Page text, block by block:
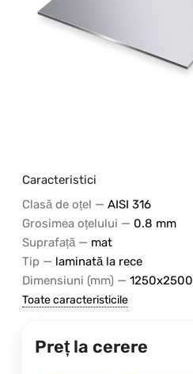
Caracteristici
Clasă de oțel — AISI 316
Grosimea oțelului — 0.8 mm
Suprafață — mat
Tip — laminată la rece
Dimensiuni (mm) — 1250х2500
Toate caracteristicile
Preț la cerere